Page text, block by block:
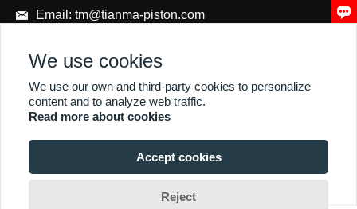
Email: tm@tianma-piston.com 
We use cookies
We use our own and third-party cookies to personalize
content and to analyze web traffic.
Read more about cookies
Accept cookies
Reject